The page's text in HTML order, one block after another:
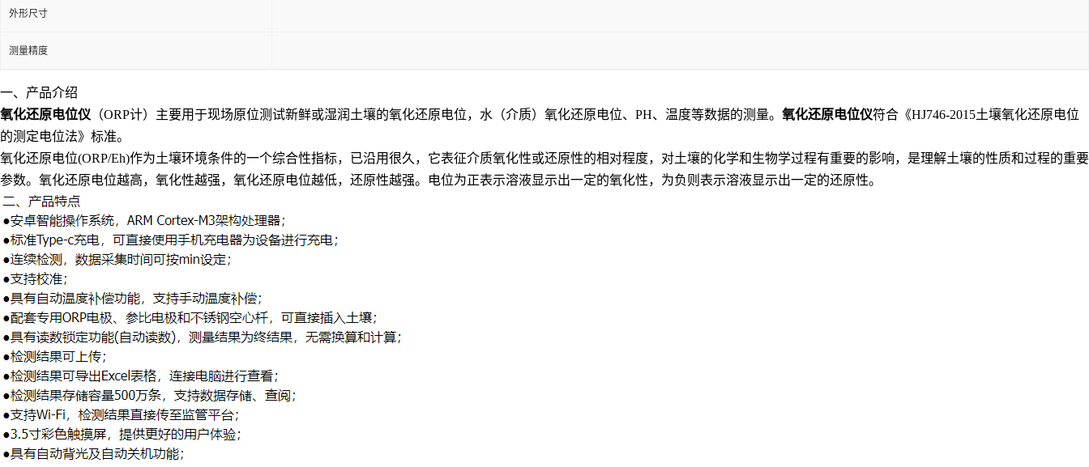
外形尺寸
测量精度
一、产品介绍
氧化还原电位仪 （ORP计）主要用于现场原位测试新鲜或湿润土壤的氧化还原电位，水（介质）氧化还原电位、PH、温度等数据的测量。 氧化还原电位仪符合《HJ746-2015土壤氧化还原电位
的测定电位法》标准。
氧化还原电位(ORP/Eh)作为土壤环境条件的一个综合性指标，已沿用很久，它表征介质氧化性或还原性的相对程度，对土壤的化学和生物学过程有重要的影响，是理解土壤的性质和过程的重要
参数。氧化还原电位越高，氧化性越强，氧化还原电位越低，还原性越强。电位为正表示溶液显示出一定的氧化性，为负则表示溶液显示出一定的还原性。